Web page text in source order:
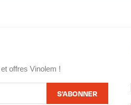
offres Vinolem !